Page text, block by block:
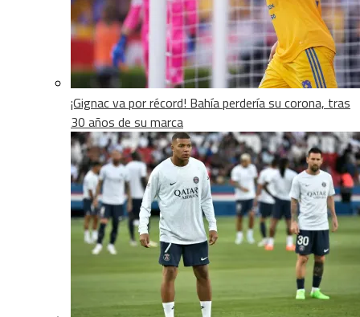
¡Gignac va por récord! Bahía perdería su corona, tras
30 años de su marca